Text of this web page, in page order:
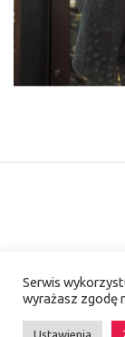
Serwis
wyrażasz zgodę
Ustawienia